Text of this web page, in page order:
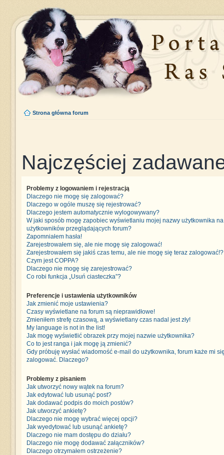
Strona główna forum
Najczęściej
Problemy z logowaniem i rejestracją
Dlaczego nie mogę się zalogować?
Dlaczego w ogóle muszę się rejestrować?
Dlaczego jestem automatycznie wylogowywany?
W jaki sposób mogę zapobiec wyświetlaniu mojej nazwy użytkownika
użytkowników przeglądających forum?
Zapomniałem hasła!
Zarejestrowałem się, ale nie mogę się zalogować!
Zarejestrowałem się jakiś czas temu, ale nie mogę się teraz
Czym jest COPPA?
Dlaczego nie mogę się zarejestrować?
Co robi funkcja „Usuń ciasteczka”?
Preferencje i ustawienia użytkowników
Jak zmienić moje ustawienia?
Czasy wyświetlane na forum są nieprawidłowe!
Zmieniłem strefę czasową, a wyświetlany czas nadal jest zły!
My language is not in the list!
Jak mogę wyświetlić obrazek przy mojej nazwie użytkownika?
Co to jest ranga i jak mogę ją zmienić?
Gdy próbuję wysłać wiadomość e-mail do użytkownika, forum każe mi
zalogować. Dlaczego?
Problemy z pisaniem
Jak utworzyć nowy wątek na forum?
Jak edytować lub usunąć post?
Jak dodawać podpis do moich postów?
Jak utworzyć ankietę?
Dlaczego nie mogę wybrać więcej opcji?
Jak wyedytować lub usunąć ankietę?
Dlaczego nie mam dostępu do działu?
Dlaczego nie mogę dodawać załączników?
Dlaczego otrzymałem ostrzeżenie?